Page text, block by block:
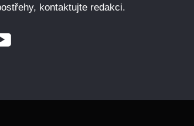
kontaktujte redakci.